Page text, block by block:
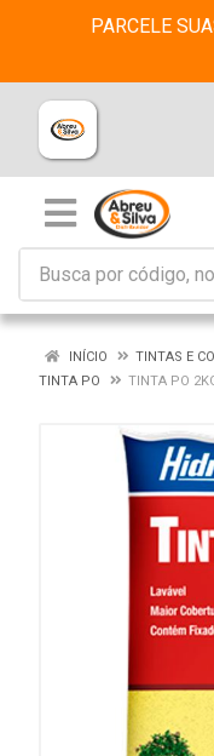
PARCELE
INÍCIO
TINTAS E
TINTA PO
TINTA PO